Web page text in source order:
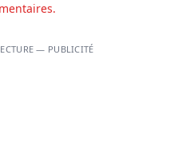
— PUBLICITÉ